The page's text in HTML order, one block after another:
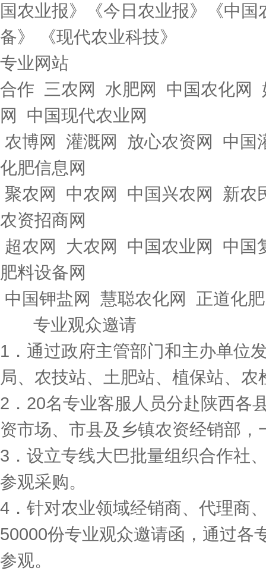
国农业报》《今日农业报》《中
备》 《现代农业科技》
专业网站
合作 三农网 水肥网 中国农化网
网 中国现代农业网
农博网 灌溉网 放心农资网 中国
化肥信息网
聚农网 中农网 中国兴农网 新农
农资招商网
超农网 大农网 中国农业网 中国
肥料设备网
中国钾盐网 慧聪农化网 正道化
专业观众邀请
1．通过政府主管部门和主办单位
局、农技站、土肥站、植保站、
2．20名专业客服人员分赴陕西各
资市场、市县及乡镇农资经销部
3．设立专线大巴批量组织合作社
参观采购。
4．针对农业领域经销商、代理商
50000份专业观众邀请函，通过各
参观。